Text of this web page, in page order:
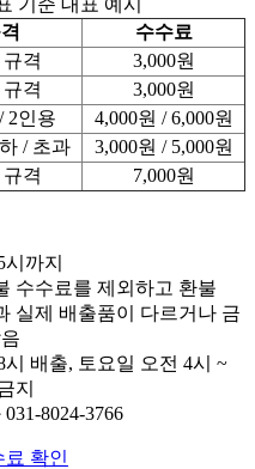
수수료
규격
3,000원
규격
3,000원
2인용
4,000원 / 6,000원
/ 초과
3,000원 / 5,000원
규격 7,000원
까지
수수료를 제외하고 환불
실제 배출품이 다르거나 금
배출, 토요일 오전 4시 ~
지
8024-3766
료 확인